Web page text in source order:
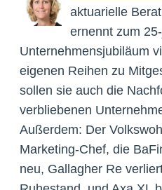
aktuarielle
ernennt zum
Unternehmensjubiläum
eigenen Reihen zu
sollen sie auch die
verbliebenen
Außerdem: Der
Marketing-Chef, die
neu, Gallagher Re